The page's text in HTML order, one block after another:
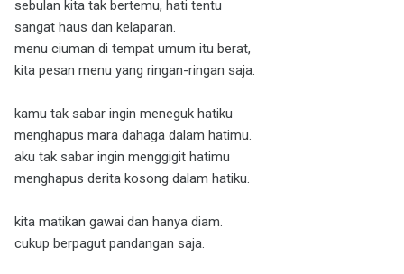
sebulan kita tak bertemu, hati tentu
sangat haus dan kelaparan.
menu ciuman di tempat umum itu berat,
kita pesan menu yang ringan-ringan saja.
kamu tak sabar ingin meneguk hatiku
menghapus mara dahaga dalam hatimu.
aku tak sabar ingin menggigit hatimu
menghapus derita kosong dalam hatiku.
kita matikan gawai dan hanya diam.
cukup berpagut pandangan saja.